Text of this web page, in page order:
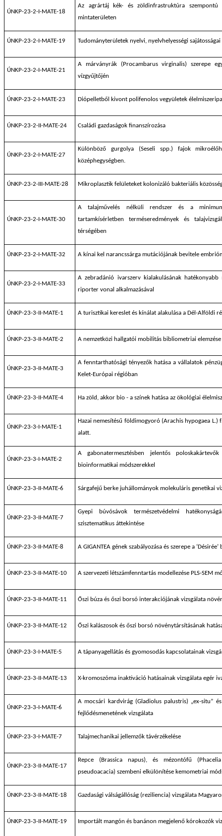
ÚNKP-23-2-I-MATE-18
Az agrártáj kék- és zöldinfrastruktúra szempontú
mintaterületen
ÚNKP-23-2-I-MATE-19 Tudományterületek nyelvi, nyelvhelyességi
ÚNKP-23-2-I-MATE-21
A márványrák (Procambarus virginalis) szerepe
vízgyűjtőjén
ÚNKP-23-2-I-MATE-23 Diópelletből kivont polifenolos vegyületek
ÚNKP-23-2-II-MATE-24 Családi gazdaságok finanszírozása
ÚNKP-23-2-I-MATE-27
Különböző gurgolya (Seseli spp.) fajok
középhegységben.
ÚNKP-23-2-III-MATE-28 Mikroplasztik felületeket kolonizáló bakteriális
ÚNKP-23-2-I-MATE-30
A talajművelés nélküli rendszer és a
tartamkísérletben terméseredmények és
térségében
ÚNKP-23-2-I-MATE-32 A kínai kel narancssárga mutációjának bevitele
ÚNKP-23-2-I-MATE-33
A zebradánió ivarszerv kialakulásának
riporter vonal alkalmazásával
ÚNKP-23-3-II-MATE-1 A turisztikai kereslet és kínálat alakulása a Dél-Alföldi
ÚNKP-23-3-II-MATE-2 A nemzetközi hallgatói mobilitás bibliometriai elemzése
ÚNKP-23-3-II-MATE-3
A fenntarthatósági tényezők hatása a vállalatok
Kelet-Európai régióban
ÚNKP-23-3-II-MATE-4 Ha zöld, akkor bio - a színek hatása az ökológiai
ÚNKP-23-3-I-MATE-1
Hazai nemesítésű földimogyoró (Arachis hypogaea L.)
alatt.
ÚNKP-23-3-I-MATE-2
A gabonatermesztésben jelentős
bioinformatikai módszerekkel
ÚNKP-23-3-II-MATE-6 Sárgafejű berke juhállományok molekuláris genetikai
ÚNKP-23-3-II-MATE-7
Gyepi búvósávok természetvédelmi
szisztematikus áttekintése
ÚNKP-23-3-II-MATE-8 A GIGANTEA gének szabályozása és szerepe a
ÚNKP-23-3-II-MATE-10 A szervezeti létszámfenntartás modellezése PLS-SEM
ÚNKP-23-3-II-MATE-11 Őszi búza és őszi borsó interakciójának vizsgálata
ÚNKP-23-3-II-MATE-12 Őszi kalászosok és őszi borsó növénytársításának
ÚNKP-23-3-I-MATE-5 A tápanyagellátás és gyomosodás kapcsolatainak
ÚNKP-23-3-II-MATE-13 X-kromoszóma inaktiváció hatásainak vizsgálata egér
ÚNKP-23-3-I-MATE-6
A mocsári kardvirág (Gladiolus palustris) „ex-situ”
fejlődésmenetének vizsgálata
ÚNKP-23-3-I-MATE-7 Talajmechanikai jellemzők távérzékelése
ÚNKP-23-3-II-MATE-17
Repce (Brassica napus), és mézontófű
pseudoacacia) szembeni elkülönítése kemometriai
ÚNKP-23-3-II-MATE-18 Gazdasági válságállóság (reziliencia) vizsgálata
ÚNKP-23-3-II-MATE-19 Importált mangón és banánon megjelenő kórokozók